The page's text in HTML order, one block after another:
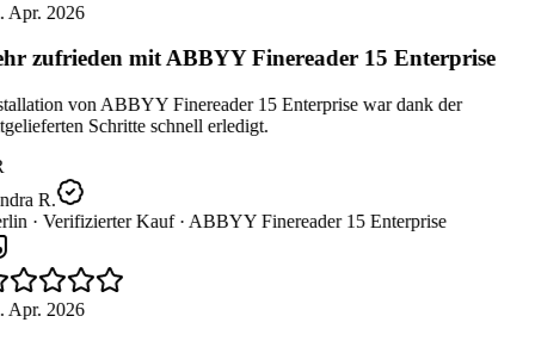
Apr. 2026
zufrieden mit ABBYY Finereader 15 Enterprise
von ABBYY Finereader 15 Enterprise war dank der
Schritte schnell erledigt.
R.
· Verifizierter Kauf ·ABBYY Finereader 15 Enterprise
Apr. 2026